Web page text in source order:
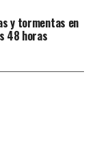
el cierre
cifra
la actividad
y tormentas en
48 horas